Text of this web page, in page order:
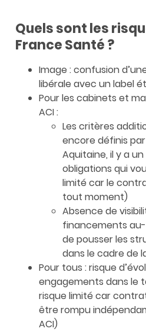
Quels sont les
France Santé ?
Image : confusion
libérale avec un label
Pour les cabinets et
ACI :
Les critères
encore définis par
Aquitaine, il y a
obligations qui
limité car le
tout moment)
Absence de
financements
de pousser les
dans le cadre de
Pour tous : risque
engagements dans le
risque limité car
être rompu
ACI)